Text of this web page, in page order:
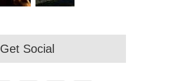
Get Social